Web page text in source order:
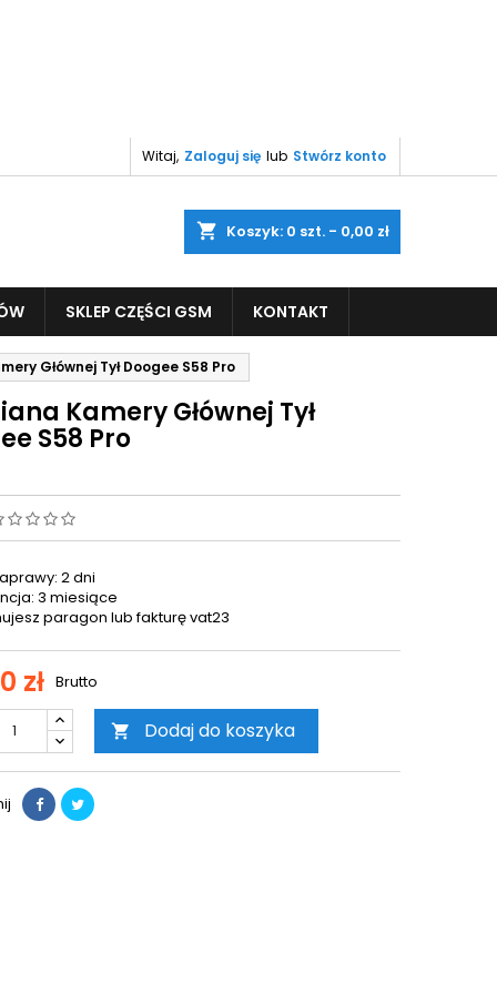
Witaj, Zaloguj się lub Stwórz konto
shopping_cart Koszyk: 0 szt. - 0,00 zł
SKLEP CZĘŚCI GSM KONTAKT
Głównej Tył Doogee S58 Pro
Kamery Głównej Tył
S58 Pro
2 dni
3 miesiące
paragon lub fakturę vat23
zł Brutto
 Dodaj do koszyka